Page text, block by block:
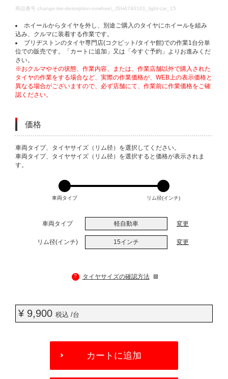
DETAILS
商品番号 change-tire-desorption-nowheel_JSH4740101_light-car_15
ホイールからタイヤを外し、別途ご購入のタイヤにホイールを組み
込み、クルマに装着する作業です。
ブリヂストンのタイヤ専門店(コクピット/タイヤ館)での作業1台分単
位での販売です。「カートに追加」又は「今すぐ予約」よりお進みくだ
さい。
※おクルマやその状態、作業内容、または、作業店舗以外で購入された
タイヤの作業をする場合など、実際の作業価格が、WEB上の表示価格と
異なる場合がございますので、必ず店舗にて、作業前に作業価格をご確
認ください。
価格
VARIATIONS
車両タイプ、タイヤサイズ（リム径）を選択してください。
車両タイプ、タイヤサイズ（リム径）を選択すると価格が表示されま
す。
車両タイプ リム径(インチ)
車両タイプ 軽自動車 変更
リム径(インチ) 15インチ 変更
? タイヤサイズの確認方法
¥ 9,900 税込 /台
OPTIONS
カートに追加